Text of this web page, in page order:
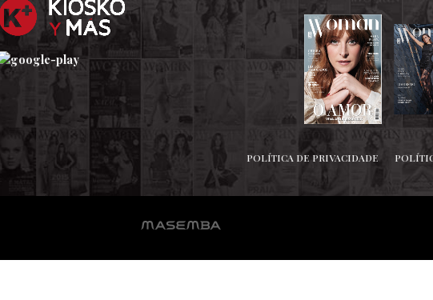
POLÍTICA DE PRIVACIDADE